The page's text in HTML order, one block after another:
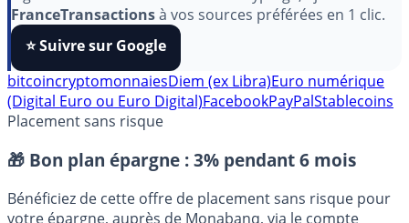
Pour soutenir le travail de notre équipe face aux
algorithmes et ne rater aucun décryptage, ajoutez
FranceTransactionsà vos sources préférées en 1 clic.
⭐️ Suivre sur Google
bitcoincryptomonnaies
Placement sans risque
🎁 Bon plan épargne : 3% pendant 6 mois